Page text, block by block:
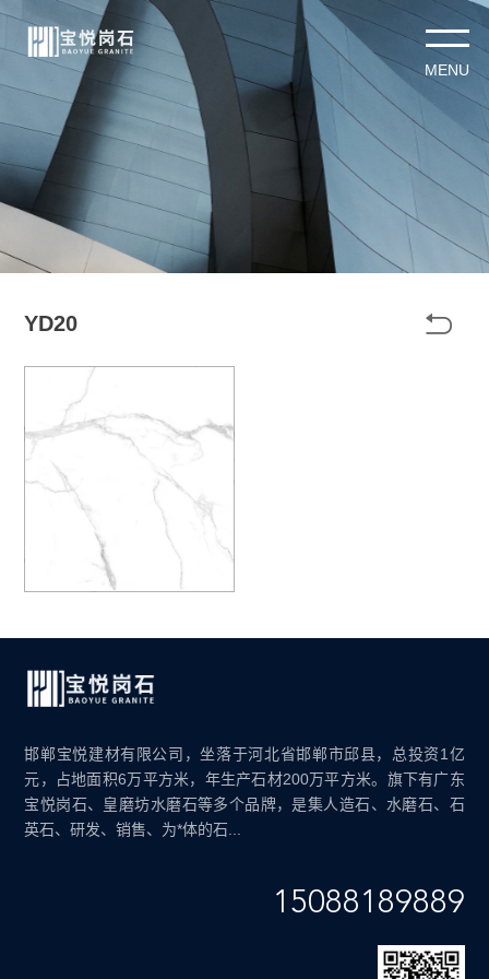
YD20 
邯郸宝悦建材有限公司，坐落于河北省邯郸市邱县，总投资1亿
元，占地面积6万平方米，年生产石材200万平方米。旗下有广东
宝悦岗石、皇磨坊水磨石等多个品牌，是集人造石、水磨石、石
英石、研发、销售、为*体的石...
15088189889